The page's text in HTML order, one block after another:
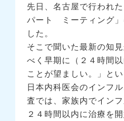
先日、名古屋で行われ
パート ミーティング」
した。
そこで聞いた最新の知
べく早期に（２４時間
ことが望ましい。」とい
日本内科医会のインフ
査では、家族内でイン
２４時間以内に治療を